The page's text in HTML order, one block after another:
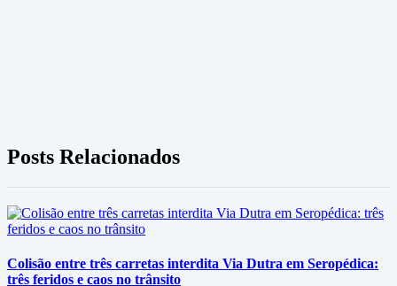
Posts Relacionados
Colisão entre três carretas interdita Via Dutra em Seropédica:
três feridos e caos no trânsito